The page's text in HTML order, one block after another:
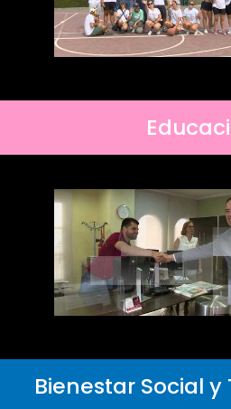
Bienestar Social y